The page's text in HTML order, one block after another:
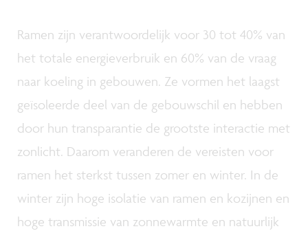
Ramen zijn verantwoordelijk voor 30 tot 40% van
het totale energieverbruik en 60% van de vraag
naar koeling in gebouwen. Ze vormen het laagst
geïsoleerde deel van de gebouwschil en hebben
door hun transparantie de grootste interactie met
zonlicht. Daarom veranderen de vereisten voor
ramen het sterkst tussen zomer en winter. In de
winter zijn hoge isolatie van ramen en kozijnen en
hoge transmissie van zonnewarmte en natuurlijk